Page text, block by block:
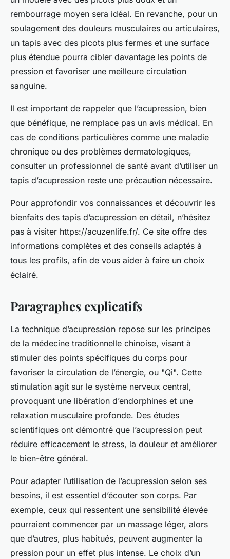
rembourrage moyen sera idéal. En revanche, pour un
soulagement des douleurs musculaires ou articulaires,
un tapis avec des picots plus fermes et une surface
plus étendue pourra cibler davantage les points de
pression et favoriser une meilleure circulation
sanguine.
Il est important de rappeler que l’acupression, bien
que bénéfique, ne remplace pas un avis médical. En
cas de conditions particulières comme une maladie
chronique ou des problèmes dermatologiques,
consulter un professionnel de santé avant d’utiliser un
tapis d’acupression reste une précaution nécessaire.
Pour approfondir vos connaissances et découvrir les
bienfaits des tapis d’acupression en détail, n’hésitez
pas à visiter https://acuzenlife.fr/. Ce site offre des
informations complètes et des conseils adaptés à
tous les profils, afin de vous aider à faire un choix
éclairé.
Paragraphes explicatifs
La technique d’acupression repose sur les principes
de la médecine traditionnelle chinoise, visant à
stimuler des points spécifiques du corps pour
favoriser la circulation de l’énergie, ou "Qi". Cette
stimulation agit sur le système nerveux central,
provoquant une libération d’endorphines et une
relaxation musculaire profonde. Des études
scientifiques ont démontré que l’acupression peut
réduire efficacement le stress, la douleur et améliorer
le bien-être général.
Pour adapter l’utilisation de l’acupression selon ses
besoins, il est essentiel d’écouter son corps. Par
exemple, ceux qui ressentent une sensibilité élevée
pourraient commencer par un massage léger, alors
que d’autres, plus habitués, peuvent augmenter la
pression pour un effet plus intense. Le choix d’un